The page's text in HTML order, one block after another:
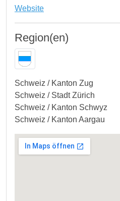
Website
Region(en)
Schweiz / Kanton Zug
Schweiz / Stadt Zürich
Schweiz / Kanton Schwyz
Schweiz / Kanton Aargau